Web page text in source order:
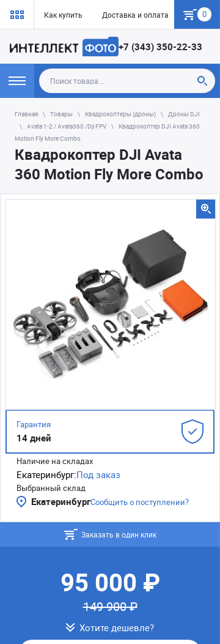
Как купить Доставка и оплата Гарантия
0
+7 (343) 350-22-33
Главная Товары Квадрокоптеры (дроны)
Дроны DJI
Avata 1-2 / Avata360 /Dji FPV
Квадрокоптер DJI Avata 360
Motion Fly More Combo
Квадрокоптер DJI Avata
360 Motion Fly More Combo
Гарантия
14 дней
Наличие на складах
Екатеринбург:Под заказ
Выбранный склад
ЕкатеринбургСообщить о поступлении?
Заказать в один клик
95 000 ₽
149 900 ₽
Хотите дешевле?